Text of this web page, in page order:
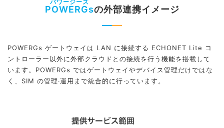
POWERGsの外部連携イメージ
POWERGs ゲートウェイは LAN に接続する ECHONET Lite コ
ントローラー以外に外部クラウドとの接続を行う機能を搭載して
います。POWERGs ではゲートウェイやデバイス管理だけではな
く、SIM の管理‧運用まで統合的に行っています。